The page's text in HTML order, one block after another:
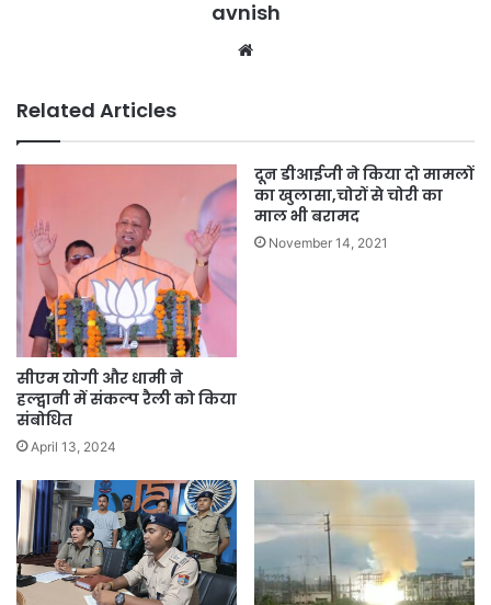
avnish
Related Articles
सीएम योगी और धामी ने
हल्द्वानी में संकल्प रैली को किया
संबोधित
April 13, 2024
दून डीआईजी ने किया दो मामलों
का खुलासा,चोरों से चोरी का
माल भी बरामद
November 14, 2021